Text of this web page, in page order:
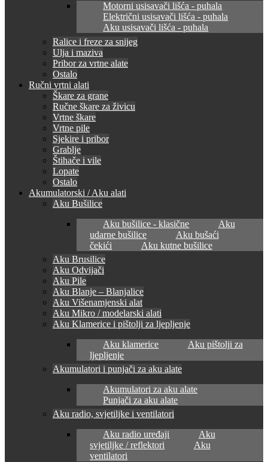
Motorni usisavači lišća - puhala
Električni usisavači lišća - puhala
Aku usisavači lišća - puhala
Ralice i freze za snijeg
Ulja i maziva
Pribor za vrtne alate
Ostalo
Ručni vrtni alati
Škare za grane
Ručne škare za živicu
Vrtne škare
Vrtne pile
Sjekire i pribor
Grablje
Štihače i vile
Lopate
Ostalo
Akumulatorski / Aku alati
Aku Bušilice
Aku bušilice - klasične
Aku
udarne bušilice
Aku bušaći
čekići
Aku kutne bušilice
Aku Brusilice
Aku Odvijači
Aku Pile
Aku Blanje – Blanjalice
Aku Višenamjenski alat
Aku Mikro / modelarski alati
Aku Klamerice i pištolji za ljepljenje
Aku klamerice
Aku pištolji za
ljepljenje
Akumulatori i punjači za aku alate
Akumulatori za aku alate
Punjači za aku alate
Aku radio, svjetiljke i ventilatori
Aku radio uređaji
Aku
svjetiljke / reflektori
Aku
ventilatori